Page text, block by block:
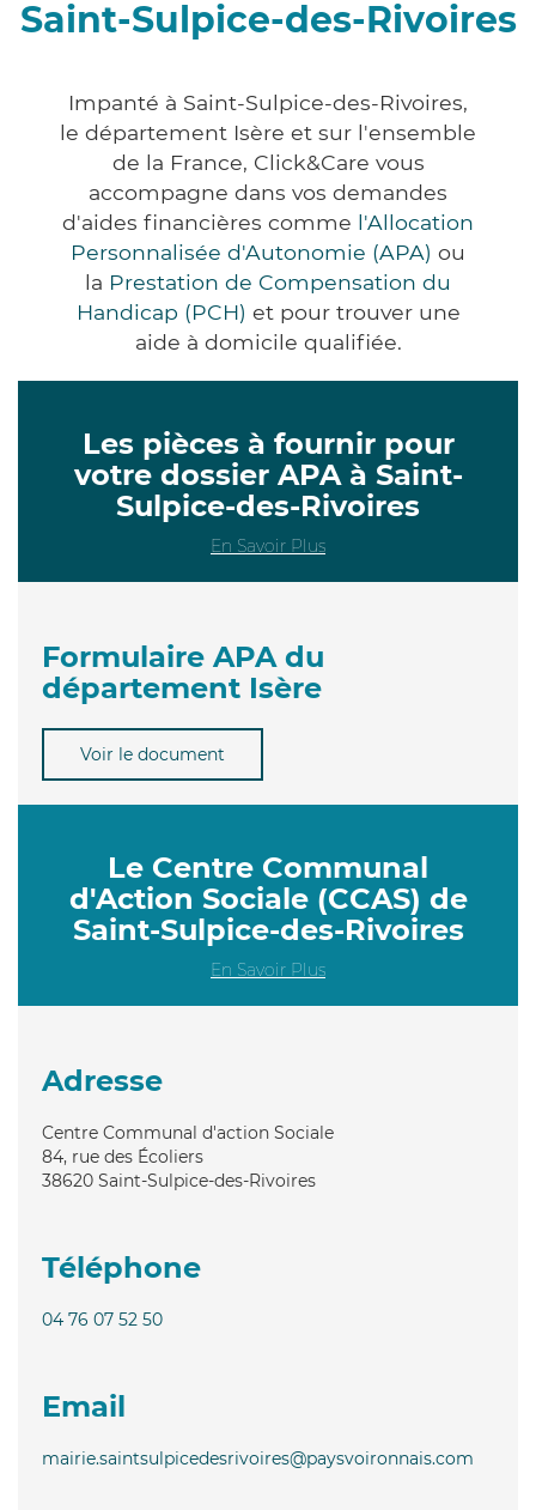
Saint-Sulpice-des-Rivoires
Impanté à Saint-Sulpice-des-Rivoires,
le département Isère et sur l'ensemble
de la France, Click&Care vous
accompagne dans vos demandes
d'aides financières comme l'Allocation
Personnalisée d'Autonomie (APA) ou
la Prestation de Compensation du
Handicap (PCH) et pour trouver une
aide à domicile qualifiée.
Les pièces à fournir pour
votre dossier APA à Saint-
Sulpice-des-Rivoires
En Savoir Plus
Formulaire APA du
département Isère
Voir le document
Le Centre Communal
d'Action Sociale (CCAS) de
Saint-Sulpice-des-Rivoires
En Savoir Plus
Adresse
Centre Communal d'action Sociale
84, rue des Écoliers
38620 Saint-Sulpice-des-Rivoires
Téléphone
04 76 07 52 50
Email
mairie.saintsulpicedesrivoires@paysvoironnais.com